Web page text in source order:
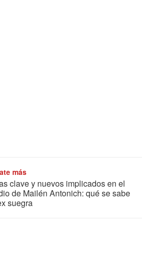
más
clave y nuevos implicados en el
de Mailén Antonich: qué se sabe
suegra